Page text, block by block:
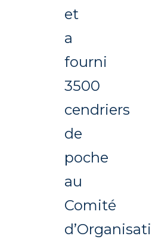
et
a
fourni
3500
cendriers
de
poche
au
Comité